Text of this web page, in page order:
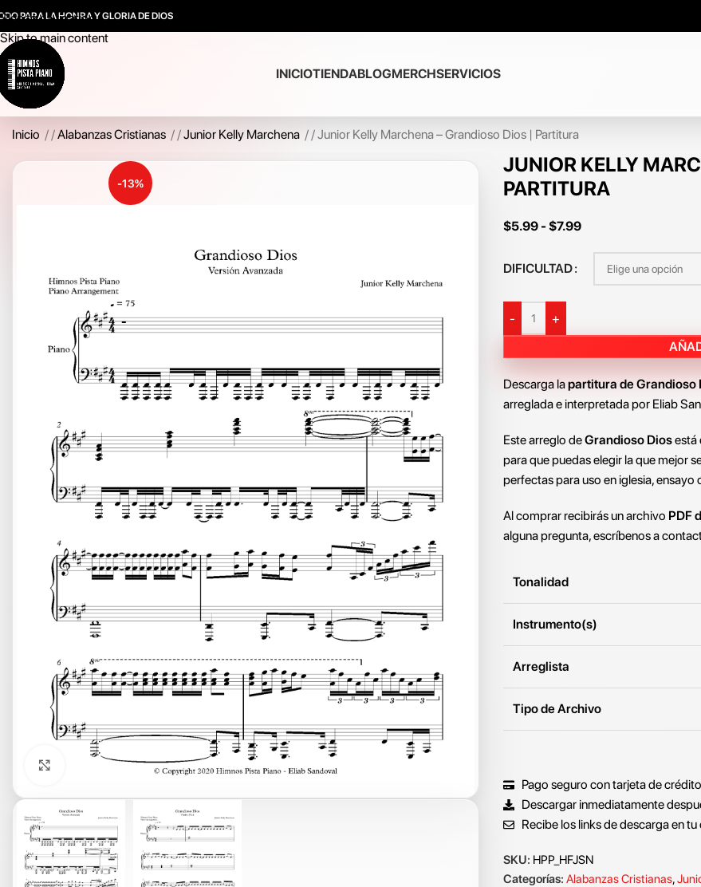
Skip to navigation
Skip to main content
PARA LA HONRA Y GLORIA DE DIOS
INICIOTIENDABLOGMERCHSERVICIOS
Inicio / Alabanzas Cristianas / Junior Kelly Marchena / Junior Kelly Marchena – Grandioso Dios | Partitura
-13%
Click to enlarge
JUNIOR KELLY
PARTITURA
$5.99 -$7.99
DIFICULTAD
-
+
Descarga lapartitura de Grandioso
arreglada e interpretada por Eliab
Este arreglo deGrandioso Diosestá
para que puedas elegir la que mejor
perfectas para uso en iglesia, ensayo
Al comprar recibirás un archivo PDF
alguna pregunta, escríbenos a
Tonalidad
Instrumento(s)
Arreglista
Tipo de Archivo
Pago seguro con tarjeta de
Descargar inmediatamente
Recibe los links de descarga en tu
SKU: HPP_HFJSN
Categorías: Alabanzas Cristianas,